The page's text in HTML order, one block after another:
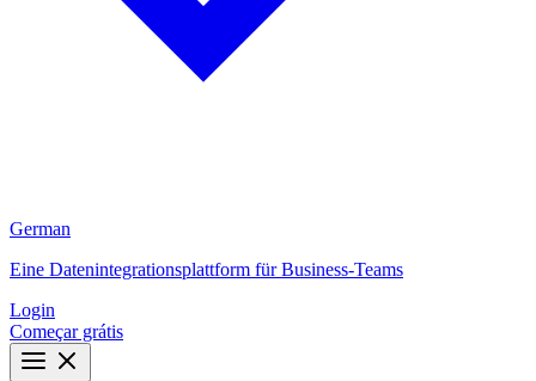
German
Eine Datenintegrationsplattform für Business-Teams
Login
Começar grátis